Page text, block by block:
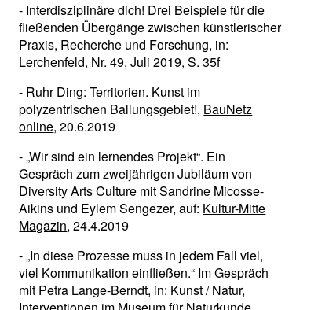
- Interdisziplinäre dich! Drei Beispiele für die
fließenden Übergänge zwischen künstlerischer
Praxis, Recherche und Forschung, in:
Lerchenfeld, Nr. 49, Juli 2019, S. 35f
- Ruhr Ding: Territorien. Kunst im
polyzentrischen Ballungsgebiet!, BauNetz
online, 20.6.2019
- „Wir sind ein lernendes Projekt“. Ein
Gespräch zum zweijährigen Jubiläum von
Diversity Arts Culture mit Sandrine Micosse-
Aikins und Eylem Sengezer, auf: Kultur-Mitte
Magazin, 24.4.2019
- „In diese Prozesse muss in jedem Fall viel,
viel Kommunikation einfließen.“ Im Gespräch
mit Petra Lange-Berndt, in: Kunst / Natur,